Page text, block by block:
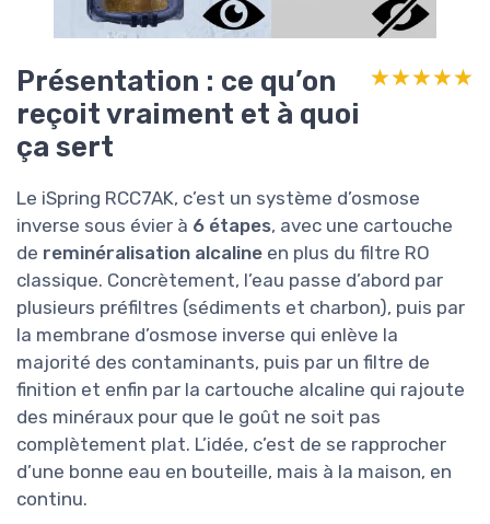
Présentation : ce qu’on
reçoit vraiment et à quoi
ça sert
★★★★★
★★★★★
Le iSpring RCC7AK, c’est un système d’osmose
inverse sous évier à 6 étapes, avec une cartouche
de reminéralisation alcaline en plus du filtre RO
classique. Concrètement, l’eau passe d’abord par
plusieurs préfiltres (sédiments et charbon), puis par
la membrane d’osmose inverse qui enlève la
majorité des contaminants, puis par un filtre de
finition et enfin par la cartouche alcaline qui rajoute
des minéraux pour que le goût ne soit pas
complètement plat. L’idée, c’est de se rapprocher
d’une bonne eau en bouteille, mais à la maison, en
continu.